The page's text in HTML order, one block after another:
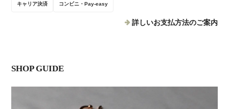
キャリア決済 コンビニ・Pay-easy
詳しいお支払方法のご案内
SHOP GUIDE